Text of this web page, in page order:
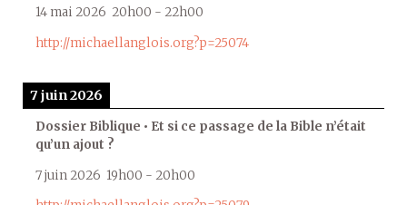
14 mai 2026 20h00 - 22h00
http://michaellanglois.org?p=25074
7 juin 2026
Dossier Biblique • Et si ce passage de la Bible n’était
qu’un ajout ?
7 juin 2026 19h00 - 20h00